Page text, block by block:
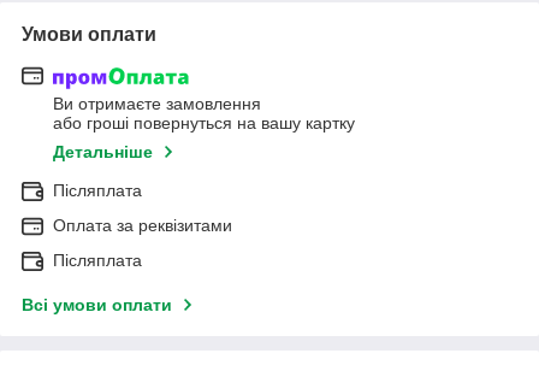
Умови оплати
Ви отримаєте замовлення
або гроші повернуться на вашу картку
Детальніше
Післяплата
Оплата за реквізитами
Післяплата
Всі умови оплати